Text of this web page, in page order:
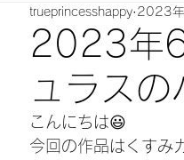
2023年6
ュラス
trueprincesshappy 2023
こんにちは😃
今回の作品はくすみ